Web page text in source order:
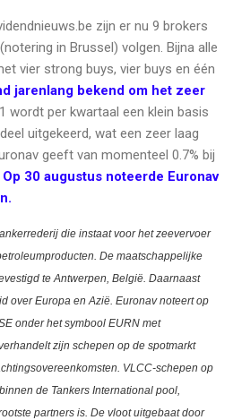
zijn er nu 9 brokers
in Brussel) volgen. Bijna alle
vier strong buys, vier buys en één
jarenlang bekend om het zeer
wordt per kwartaal een klein basis
uitgekeerd, wat een zeer laag
geeft van momenteel 0.7% bij
Op 30 augustus noteerde Euronav
die instaat voor het zeevervoer
De maatschappelijke
te Antwerpen, België. Daarnaast
over Europa en Azië. Euronav noteert op
onder het symbool EURN met
verhandelt zijn schepen op de spotmarkt
VLCC-schepen op
de Tankers International pool,
partners is. De vloot uitgebaat door